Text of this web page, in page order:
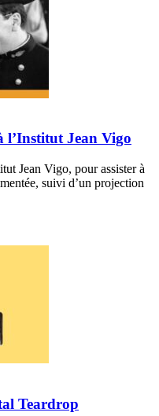
l’Institut Jean Vigo
Jean Vigo, pour assister à
suivi d’un projection
Teardrop